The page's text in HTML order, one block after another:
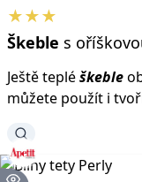
★★★
Škeble s
Ještě tepléškeble
můžete použít i